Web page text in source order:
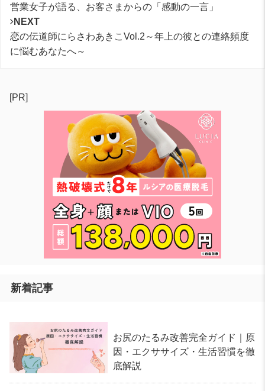
営業女子が語る、お客さまからの「感動の一言」
NEXT
恋の伝道師にらさわあきこVol.2～年上の彼との連絡頻度
に悩むあなたへ～
[PR]
新着記事
お尻のたるみ改善完全ガイド｜原
因・エクササイズ・生活習慣を徹
底解説